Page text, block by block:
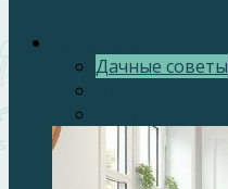
Дачные советы